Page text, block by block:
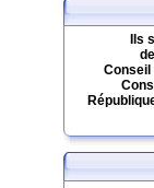
Ils
Conseil